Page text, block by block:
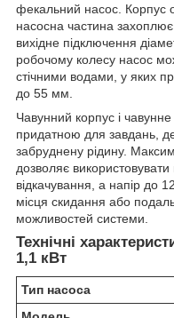
фекальний насос. Корпус
насосна частина
вихідне підключення
робочому колесу насос
стічними водами, у яких
до 55 мм.
Чавунний корпус і
придатною для завдань,
забруднену рідину.
дозволяє
відкачування, а напір до
місця скидання або
можливостей системи.
Технічні
1,1 кВт
Тип насоса